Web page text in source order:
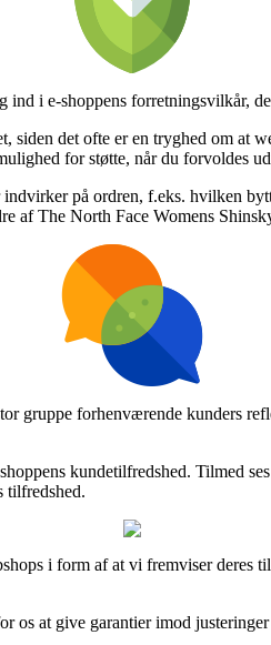
i e-shoppens forretningsvilkår,
det ofte er en tryghed om at
for støtte, når du forvoldes
på ordren, f.eks. hvilken
af The North Face Womens
gruppe forhenværende kunders
kundetilfredshed. Tilmed
tilfredshed.
i form af at vi fremviser
at give garantier imod